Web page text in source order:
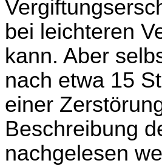
bei leichteren
kann. Aber
nach etwa 15
einer
Beschreibung
nachgelesen